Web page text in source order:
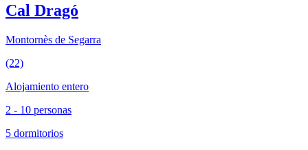
Cal Dragó
Montornès de Segarra
(22)
Alojamiento entero
2 - 10 personas
5 dormitorios